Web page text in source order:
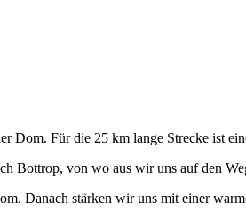
Dom. Für die 25 km lange Strecke ist
Bottrop, von wo aus wir uns auf den
Danach stärken wir uns mit einer